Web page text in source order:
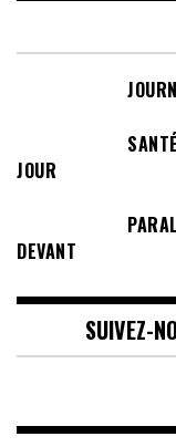
JOUR
DEVANT
SUIVEZ-